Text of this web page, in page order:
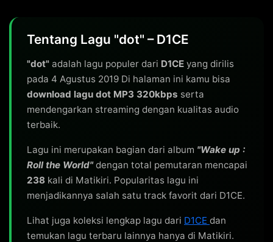
Tentang Lagu "dot" – D1CE
"dot" adalah lagu populer dari D1CE yang dirilis
pada 4 Agustus 2019 Di halaman ini kamu bisa
download lagu dot MP3 320kbps serta
mendengarkan streaming dengan kualitas audio
terbaik.
Lagu ini merupakan bagian dari album "Wake up :
Roll the World"dengan total pemutaran mencapai
238 kali di Matikiri. Popularitas lagu ini
menjadikannya salah satu track favorit dari D1CE.
Lihat juga koleksi lengkap lagu dari D1CE dan
temukan lagu terbaru lainnya hanya di Matikiri.